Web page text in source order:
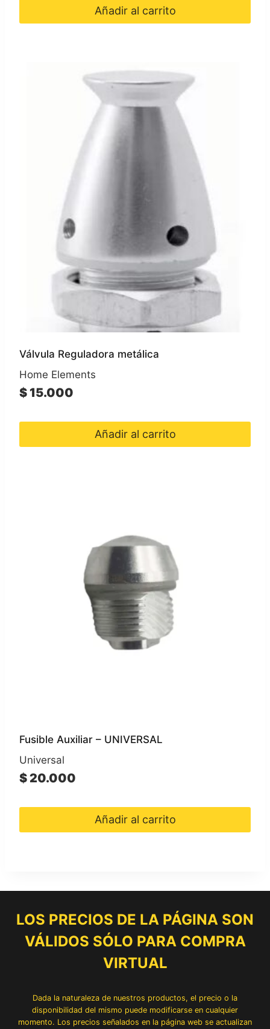
Válvula Reguladora metálica
$ 15.000
Añadir al carrito
$ 20.000
Añadir al carrito
LOS PRECIOS DE LA PÁGINA SON
VÁLIDOS SÓLO PARA COMPRA
VIRTUAL
Dada la naturaleza de nuestros productos, el precio o la
disponibilidad del mismo puede modificarse en cualquier
momento. Los precios señalados en la página web se actualizan